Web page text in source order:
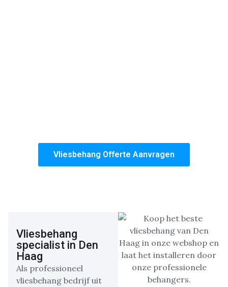
Vliesbehang Offerte Aanvragen
Vliesbehang
specialist in Den
Haag
Als professioneel
vliesbehang bedrijf uit